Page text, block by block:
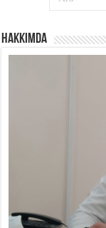
Hakkımda